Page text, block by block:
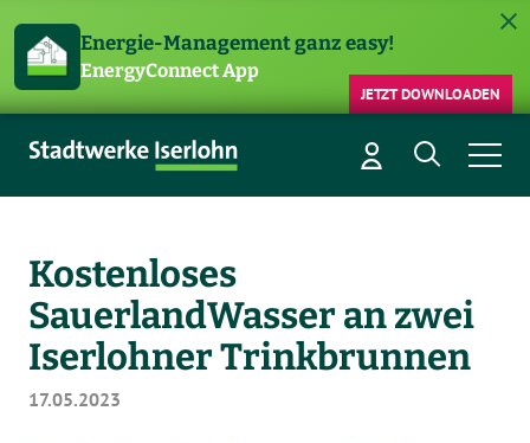
Energie-Management ganz easy!
EnergyConnect App
JETZT DOWNLOADEN
Kostenloses
SauerlandWasser an zwei
Iserlohner Trinkbrunnen
17.05.2023